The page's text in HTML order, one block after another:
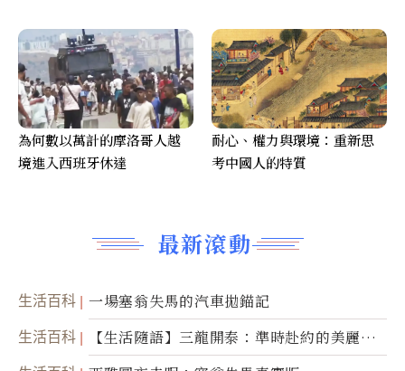
最新滾動
生活百科 一場塞翁失馬的汽車拋錨記
生活百科
【生活隨語】三龍開泰：準時赴約的美麗震
撼
為何數以萬計的摩洛哥人越
境進入西班牙休達
耐心、權力與環境：重新思
考中國人的特質